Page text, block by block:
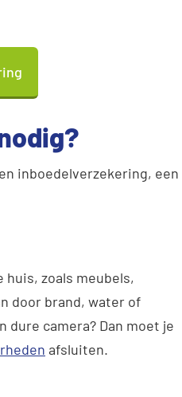
inboedelverzekering, een
huis, zoals meubels,
door brand, water of
dure camera? Dan moet je
afsluiten.